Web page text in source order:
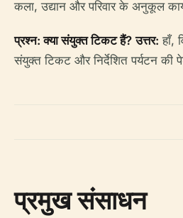
कला, उद्यान और परिवार के अनुकूल
प्रश्न: क्या संयुक्त टिकट हैं? उत्तर: हाँ,
संयुक्त टिकट और निर्देशित पर्यटन की
प्रमुख संसाधन